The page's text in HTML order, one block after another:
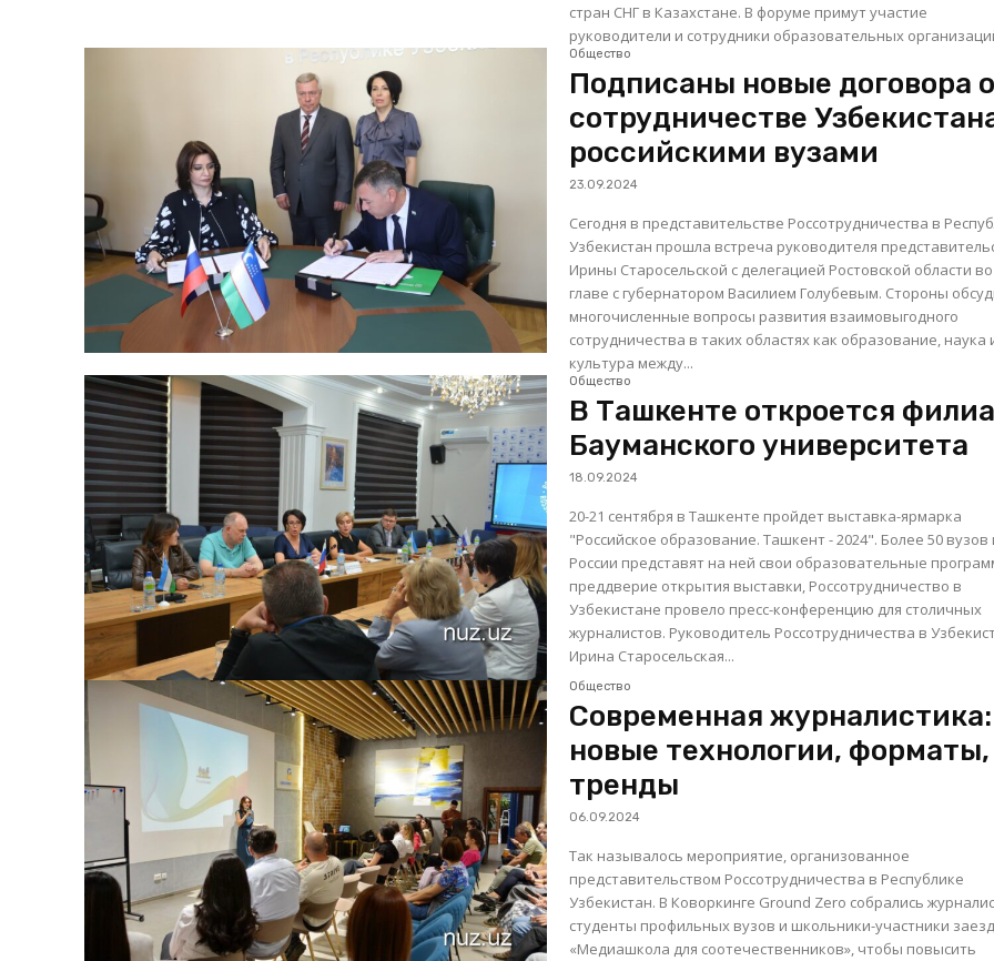
стран СНГ в Казахстане. В форуме примут участие
руководители и сотрудники образовательных
Общество
Подписаны новые договора о
сотрудничестве
российскими вузами
23.09.2024
Сегодня в представительстве Россотрудничества в
Узбекистан прошла встреча руководителя
Ирины Старосельской с делегацией Ростовской области во
главе с губернатором Василием Голубевым. Стороны
многочисленные вопросы развития взаимовыгодного
сотрудничества в таких областях как образование, наука
культура между...
Общество
В Ташкенте откроется
Бауманского университета
18.09.2024
20-21 сентября в Ташкенте пройдет выставка-ярмарка
"Российское образование. Ташкент - 2024". Более 50 вузов
России представят на ней свои образовательные
преддверие открытия выставки, Россотрудничество в
Узбекистане провело пресс-конференцию для столичных
журналистов. Руководитель Россотрудничества в Узбекистане
Ирина Старосельская...
Общество
Современная журналистика:
новые технологии, форматы,
тренды
06.09.2024
Так называлось мероприятие, организованное
представительством Россотрудничества в Республике
Узбекистан. В Коворкинге Ground Zero собрались журналисты,
студенты профильных вузов и школьники-участники
«Медиашкола для соотечественников», чтобы повысить